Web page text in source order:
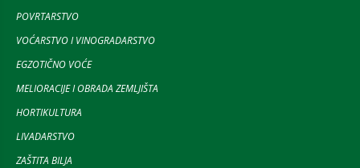
POVRTARSTVO
VOĆARSTVO I VINOGRADARSTVO
EGZOTIČNO VOĆE
MELIORACIJE I OBRADA ZEMLJIŠTA
HORTIKULTURA
LIVADARSTVO
ZAŠTITA BILJA